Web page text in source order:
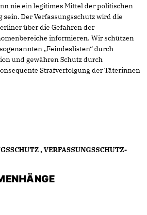
nie ein legitimes Mittel der politischen
Der Verfassungsschutz wird die
über die Gefahren der
informieren. Wir schützen
„Feindeslisten“ durch
und gewähren Schutz durch
Strafverfolgung der Täterinnen
,VERFASSUNGSSCHUTZ-